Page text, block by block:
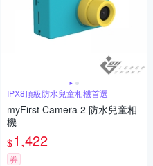
IPX8頂級防水兒童相機首選
myFirst Camera 2 防水兒童相
機
$1,422
券